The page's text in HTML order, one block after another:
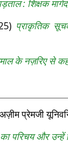
: शिक्षक
प्राकृतिक
के नज़रिए से
प्रेमजी
का परिचय और